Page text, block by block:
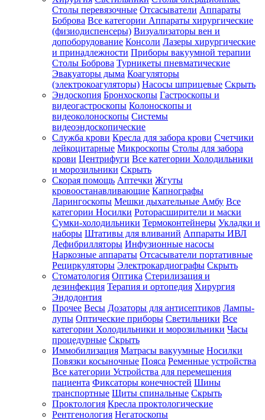
Столы перевязочные Отсасыватели Аппараты
Боброва Все категории Аппараты хирургические
(физиодиспенсеры) Визуализаторы вен и
допоборудование Консоли Лазеры хирургические
и принадлежности Приборы вакуумной терапии
Столы Боброва Турникеты пневматические
Эвакуаторы дыма Коагуляторы
(электрокоагуляторы) Насосы шприцевые Скрыть
Эндоскопия Бронхоскопы Гастроскопы и
видеогастроскопы Колоноскопы и
видеоколоноскопы Системы
видеоэндоскопические
Служба крови Кресла для забора крови Счетчики
лейкоцитарные Микроскопы Столы для забора
крови Центрифуги Все категории Холодильники
и морозильники Скрыть
Скорая помощь Аптечки Жгуты
кровоостанавливающие Капнографы
Ларингоскопы Мешки дыхательные Амбу Все
категории Носилки Роторасширители и маски
Сумки-холодильники Термоконтейнеры Укладки и
наборы Штативы для вливаний Аппараты ИВЛ
Дефибрилляторы Инфузионные насосы
Наркозные аппараты Отсасыватели портативные
Рециркуляторы Электрокардиографы Скрыть
Стоматология Оптика Стерилизация и
дезинфекция Терапия и ортопедия Хирургия
Эндодонтия
Прочее Весы Дозаторы для антисептиков Лампы-
лупы Оптические приборы Светильники Все
категории Холодильники и морозильники Часы
процедурные Скрыть
Иммобилизация Матрасы вакуумные Носилки
Повязки косыночные Пояса Ременные устройства
Все категории Устройства для перемещения
пациента Фиксаторы конечностей Шины
транспортные Щиты спинальные Скрыть
Проктология Кресла проктологические
Рентгенология Негатоскопы